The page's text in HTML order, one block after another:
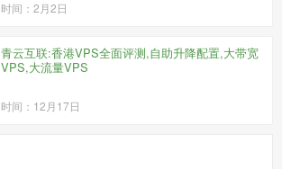
时间：2月2日
青云互联:香港VPS全面评测,自助升降配置,大带宽
VPS,大流量VPS
时间：12月17日